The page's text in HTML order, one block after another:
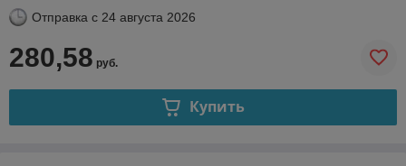
Отправка с 24 августа 2026
280,58 руб.
Купить